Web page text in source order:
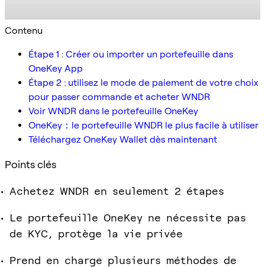
Contenu
Étape 1 : Créer ou importer un portefeuille dans
OneKey App
Étape 2 : utilisez le mode de paiement de votre choix
pour passer commande et acheter WNDR
Voir WNDR dans le portefeuille OneKey
OneKey：le portefeuille WNDR le plus facile à utiliser
Téléchargez OneKey Wallet dès maintenant
Points clés
Achetez WNDR en seulement 2 étapes
Le portefeuille OneKey ne nécessite pas
de KYC, protège la vie privée
Prend en charge plusieurs méthodes de